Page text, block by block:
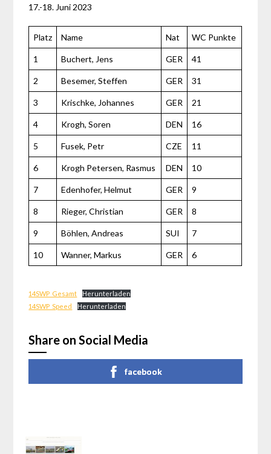
17.-18. Juni 2023
Platz Name Nat WC Punkte
1 Buchert, Jens GER 41
2 Besemer, Steffen GER 31
3 Krischke, Johannes GER 21
4 Krogh, Soren DEN 16
5 Fusek, Petr CZE 11
6 Krogh Petersen, Rasmus DEN 10
7 Edenhofer, Helmut GER 9
8 Rieger, Christian GER 8
9 Böhlen, Andreas SUI 7
10 Wanner, Markus GER 6
14SWP_Gesamt
Herunterladen
14SWP_Speed
Herunterladen
Share on Social Media
facebook